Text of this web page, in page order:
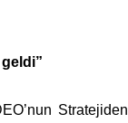
Stratejiden